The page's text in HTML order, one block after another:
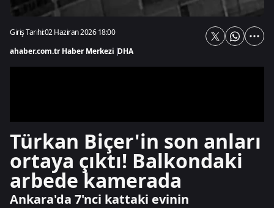
Giriş Tarihi:02 Haziran 2026 18:00
ahaber.com.tr Haber Merkezi |DHA
Türkan Biçer'in son anları
ortaya çıktı! Balkondaki
arbede kamerada
Ankara'da 7'nci kattaki evinin